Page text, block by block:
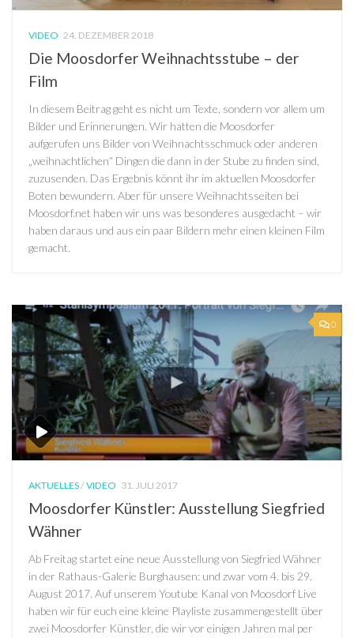
VIDEO 24. DEZEMBER 2018
Die Moosdorfer Weihnachtsstube – der
Film
In diesem Beitrag geht es nicht um Texte, sondern vor allem um
Bilder und Erinnerungen. Wir hatten die Moosdorfer
aufgerufen uns Bilder von Weihnachtsschmuck oder anderen
„weihnachtlichen“ Dingen die dann in der Stube zu finden sind,
zuzusenden. Das Ergebnis könnt ihr im aktuellen Moosdorfer
Boten bewundern. Aber für unsere Weihnachtsseiten bei
Moosdorf.net haben wir uns was besonderes ausgedacht – wir
haben daraus und aus ein paar Bildern mehr einen kleinen Film
gemacht.
0
AKTUELLES/VIDEO 31. JULI 2017
Moosdorfer Künstler: Ausstellung Siegfried
Wähner
Ab Freitag startet eine neue Ausstellung von Siegfried Wähner
in der Rathaus-Galerie Burghausen: und zwar vom 4. bis 29.
August 2017. Auf unserem Youtube Kanal von Moosdorf Live
haben wir für euch eine kleine Playliste zusammengestellt über
zwei Moosdorfer Künstler, die wir vor einigen Jahren mal per